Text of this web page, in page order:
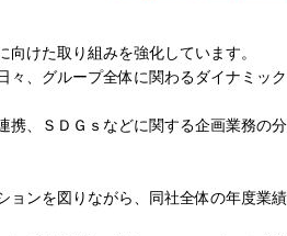
けた取り組みを強化しています。
々、グループ全体に関わるダイナミッ
、ＳＤＧｓなどに関する企画業務の分
ョンを図りながら、同社全体の年度業